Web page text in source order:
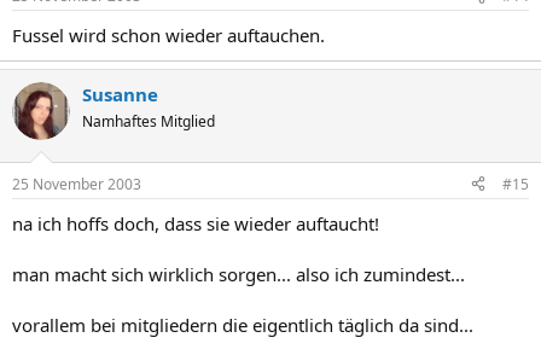
Fussel wird schon wieder auftauchen.
Susanne
Namhaftes Mitglied
25 November 2003 #15
na ich hoffs doch, dass sie wieder auftaucht!
man macht sich wirklich sorgen... also ich zumindest...
vorallem bei mitgliedern die eigentlich täglich da sind...